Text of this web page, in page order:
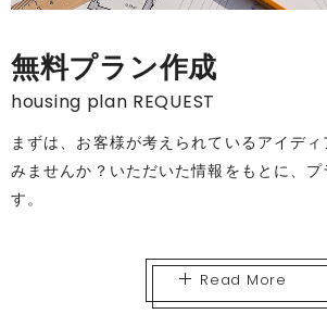
無料プラン作成
housing plan REQUEST
まずは、お客様が考えられているアイデ
みませんか？いただいた情報をもとに、プ
す。
Read More